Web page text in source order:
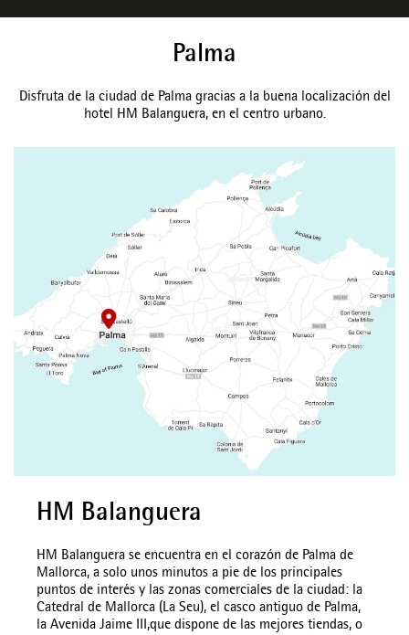
Palma
Disfruta de la ciudad de Palma gracias a la buena localización del
hotel HM Balanguera, en el centro urbano.
HM Balanguera
HM Balanguera se encuentra en el corazón de Palma de
Mallorca, a solo unos minutos a pie de los principales
puntos de interés y las zonas comerciales de la ciudad: la
Catedral de Mallorca (La Seu), el casco antiguo de Palma,
la Avenida Jaime III,que dispone de las mejores tiendas, o